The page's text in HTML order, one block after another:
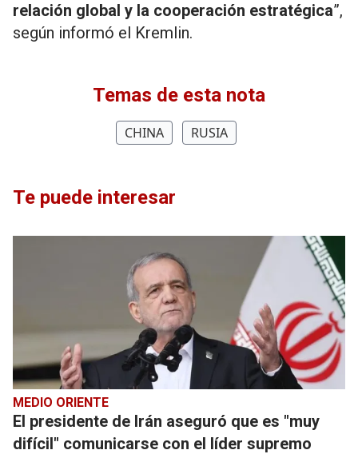
relación global y la cooperación estratégica”,
según informó el Kremlin.
Temas de esta nota
CHINA RUSIA
Te puede interesar
MEDIO ORIENTE
El presidente de Irán aseguró que es "muy
difícil" comunicarse con el líder supremo